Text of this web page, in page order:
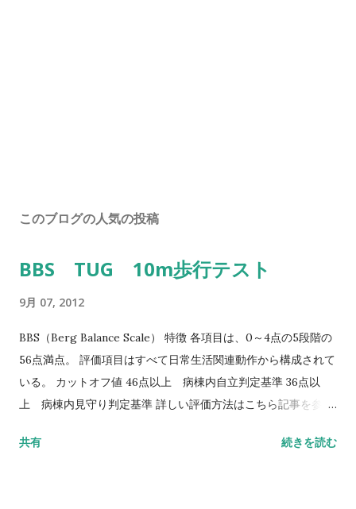
このブログの人気の投稿
BBS TUG 10m歩行テスト
9月 07, 2012
BBS（Berg Balance Scale） 特徴 各項目は、0～4点の5段階の
56点満点。 評価項目はすべて日常生活関連動作から構成されて
いる。 カットオフ値 46点以上 病棟内自立判定基準 36点以
上 病棟内見守り判定基準 詳しい評価方法はこちら記事を参照
TUG（Timed Up to Go）テスト 方法 肘掛つきの椅子から立
共有 続きを読む